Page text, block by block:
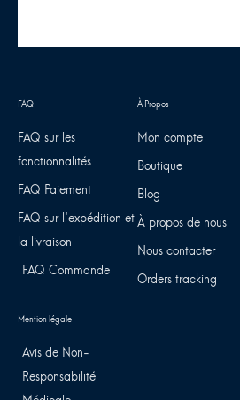
FAQ sur les
fonctionnalités
FAQ Paiement
FAQ sur l'expédition et
la livraison
FAQ Commande
Mon compte
Boutique
Blog
À propos de nous
Nous contacter
Orders tracking
Avis de Non-
Responsabilité